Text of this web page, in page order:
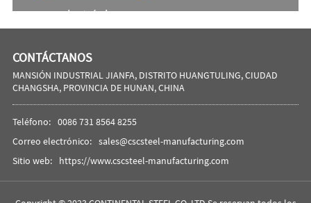
electrónico
CONTÁCTANOS
MANSIÓN INDUSTRIAL JIANFA, DISTRITO HUANGTULING, CIUDAD
CHANGSHA, PROVINCIA DE HUNAN, CHINA
Teléfono: 0086 731 8564 8255
Correo electrónico: sales@cscsteel-manufacturing.com
Sitio web:
https://www.cscsteel-manufacturing.com